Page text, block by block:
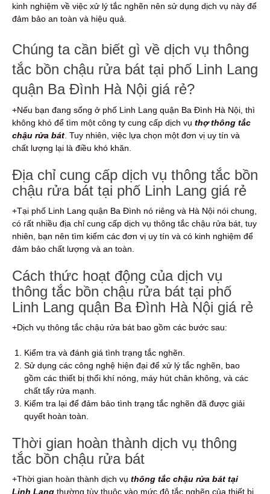
kinh nghiệm về việc xử lý tắc nghẽn nên sử dụng dịch vụ này để
đảm bảo an toàn và hiệu quả.
Chúng ta cần biết gì về dịch vụ thông
tắc bồn chậu rửa bát tại phố Linh Lang
quận Ba Đình Hà Nội giá rẻ?
+Nếu bạn đang sống ở phố Linh Lang quận Ba Đình Hà Nội, thì
không khó để tìm một công ty cung cấp dịch vụ thợ thông tắc
chậu rửa bát . Tuy nhiên, việc lựa chọn một đơn vị uy tín và
chất lượng lại là điều khó khăn.
Địa chỉ cung cấp dịch vụ thông tắc bồn
chậu rửa bát tại phố Linh Lang giá rẻ
+Tại phố Linh Lang quận Ba Đình nó riêng và Hà Nội nói chung,
có rất nhiều địa chỉ cung cấp dịch vụ thông tắc chậu rửa bát, tuy
nhiên, bạn nên tìm kiếm các đơn vị uy tín và có kinh nghiệm để
đảm bảo chất lượng và an toàn.
Cách thức hoạt động của dịch vụ
thông tắc bồn chậu rửa bát tại phố
Linh Lang quận Ba Đình Hà Nội giá rẻ
+Dịch vụ thông tắc chậu rửa bát bao gồm các bước sau:
Kiểm tra và đánh giá tình trạng tắc nghẽn.
Sử dụng các công nghệ hiện đại để xử lý tắc nghẽn, bao
gồm các thiết bị thổi khí nóng, máy hút chân không, và các
chất tẩy rửa mạnh.
Kiểm tra lại để đảm bảo tình trạng tắc nghẽn đã được giải
quyết hoàn toàn.
Thời gian hoàn thành dịch vụ thông
tắc bồn chậu rửa bát
+Thời gian hoàn thành dịch vụ thông tắc chậu rửa bát tại
Linh Lang thường tùy thuộc vào mức độ tắc nghẽn của thiết bị,